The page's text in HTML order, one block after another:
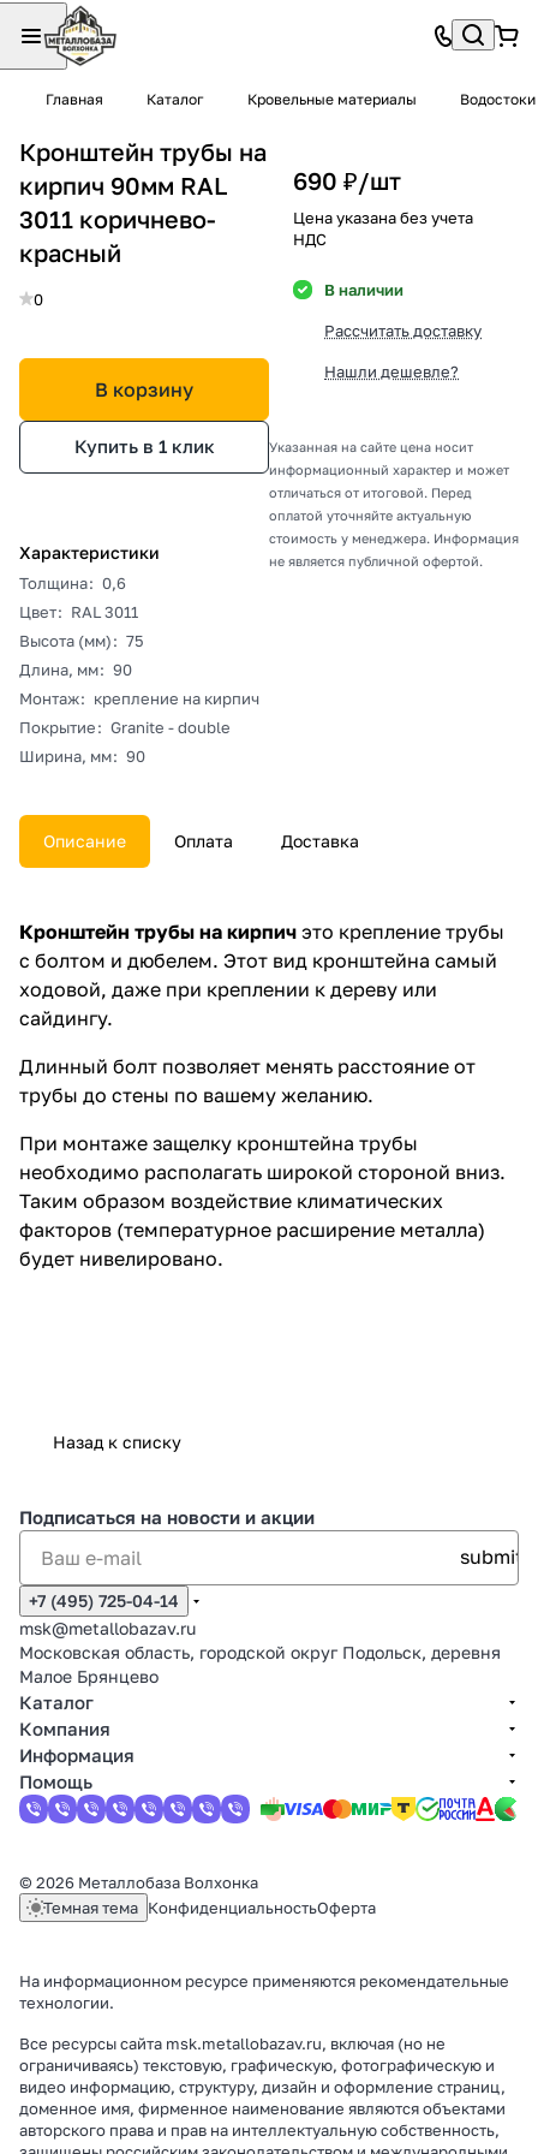
Главная Каталог Кровельные материалы Водостоки
Кронштейн трубы на
кирпич 90мм RAL
3011 коричнево-
красный
0
В корзину
Купить в 1 клик
Характеристики
Толщина: 0,6
Цвет: RAL 3011
Высота (мм): 75
Длина, мм: 90
Монтаж: крепление на кирпич
Покрытие: Granite - double
Ширина, мм: 90
690 ₽/шт
Цена указана без учета
НДС
В наличии
Рассчитать доставку
Нашли дешевле?
Указанная на сайте цена носит
информационный характер и может
отличаться от итоговой. Перед
оплатой уточняйте актуальную
стоимость у менеджера. Информация
не является публичной офертой.
Описание Оплата Доставка
Кронштейн трубы на кирпич это крепление трубы
с болтом и дюбелем. Этот вид кронштейна самый
ходовой, даже при креплении к дереву или
сайдингу.
Длинный болт позволяет менять расстояние от
трубы до стены по вашему желанию.
При монтаже защелку кронштейна трубы
необходимо располагать широкой стороной вниз.
Таким образом воздействие климатических
факторов (температурное расширение металла)
будет нивелировано.
Назад к списку
Подписаться на новости и акции
+7 (495) 725-04-14
msk@metallobazav.ru
Московская область, городской округ Подольск, деревня
Малое Брянцево
Каталог
Компания
Информация
Помощь
© 2026 Металлобаза Волхонка
Темная тема КонфиденциальностьОферта
На информационном ресурсе применяются рекомендательные
технологии.
Все ресурсы сайта msk.metallobazav.ru, включая (но не
ограничиваясь) текстовую, графическую, фотографическую и
видео информацию, структуру, дизайн и оформление страниц,
доменное имя, фирменное наименование являются объектами
авторского права и прав на интеллектуальную собственность,